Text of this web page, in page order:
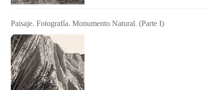
Paisaje. Fotografía. Monumento Natural. (Parte I)